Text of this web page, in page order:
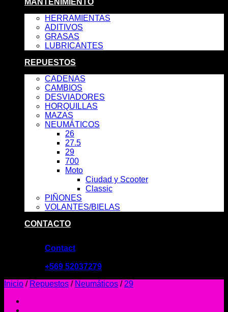
MANTENIMIENTO
HERRAMIENTAS
ADITIVOS
GRASAS
LUBRICANTES
REPUESTOS
CADENAS
CAMBIOS
DESVIADORES
HORQUILLAS
MAZAS
NEUMÁTICOS
26
27.5
29
700
Moto
Ciudad y Scooter
Classic
PIÑONES
VOLANTES/BIELAS
CONTACTO
Contact
+569 52037279
Inicio / Repuestos / Neumáticos / 29